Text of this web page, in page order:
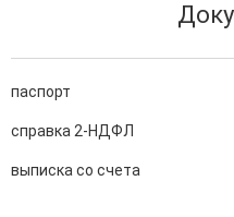
паспорт
справка 2-НДФЛ
выписка со счета